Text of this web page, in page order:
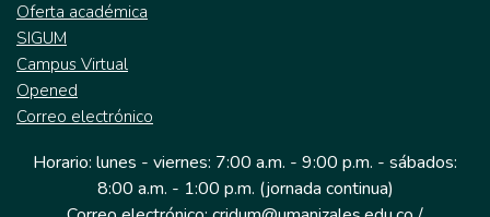
Oferta académica
SIGUM
Campus Virtual
Opened
Correo electrónico
Horario: lunes - viernes: 7:00 a.m. - 9:00 p.m. - sábados:
8:00 a.m. - 1:00 p.m. (jornada continua)